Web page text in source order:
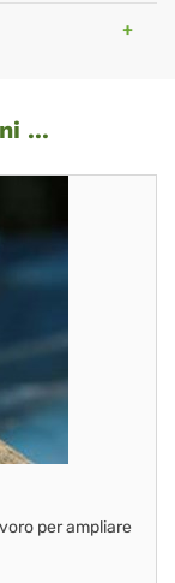
...
per ampliare